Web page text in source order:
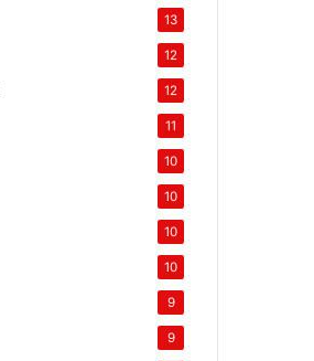
13
12
12
11
10
10
10
10
9
9